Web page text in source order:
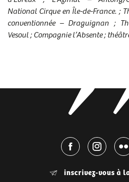
National Cirque en Île-de-France. ;
conventionnée – Draguignan ;
Vesoul ; Compagnie l’Absente ;
inscrivez-vous à